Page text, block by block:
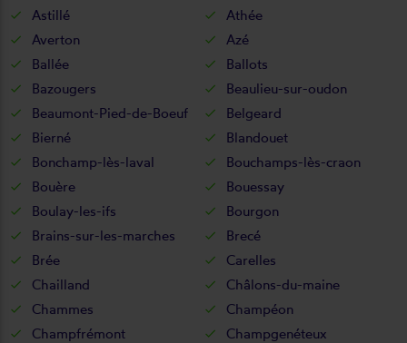
Astillé
Athée
Averton
Azé
Ballée
Ballots
Bazougers
Beaulieu-sur-oudon
Beaumont-Pied-de-Boeuf
Belgeard
Bierné
Blandouet
Bonchamp-lès-laval
Bouchamps-lès-craon
Bouère
Bouessay
Boulay-les-ifs
Bourgon
Brains-sur-les-marches
Brecé
Brée
Carelles
Chailland
Châlons-du-maine
Chammes
Champéon
Champfrémont
Champgenéteux